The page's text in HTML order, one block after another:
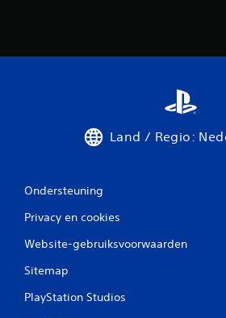
Land / Regio:
Ondersteuning
Privacy en cookies
Website-gebruiksvoorwaarden
Sitemap
PlayStation Studios